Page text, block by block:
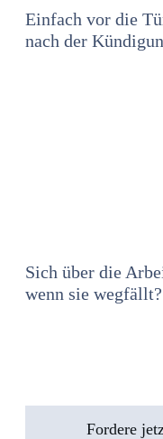
Einfach vor die
nach der
Sich über die
wenn sie wegfällt?
Fordere